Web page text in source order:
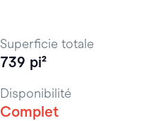
Superficie totale
739 pi²
Disponibilité
Complet